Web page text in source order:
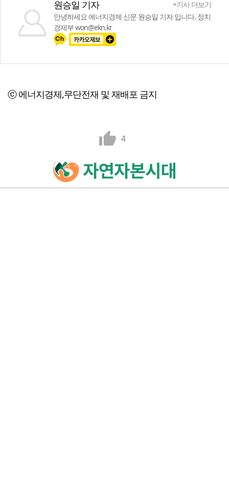
원승일 기자
+기사 더보기
안녕하세요 에너지경제 신문 원승일 기자 입니다. 정치
경제부 won@ekn.kr
ⓒ 에너지경제,무단전재 및 재배포 금지
4